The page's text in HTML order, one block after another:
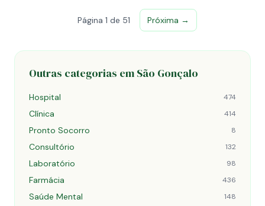
Página 1 de 51 Próxima →
Outras categorias em São Gonçalo
Hospital 474
Clínica 414
Pronto Socorro 8
Consultório 132
Laboratório 98
Farmácia 436
Saúde Mental 148